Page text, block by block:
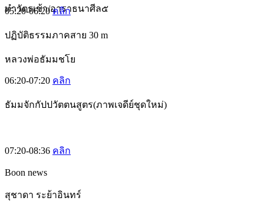
ทำวัตรเช้า/อาราธนาศีล๕
05:20-06:20คลิก
ปฏิบัติธรรมภาคสาย 30 m
หลวงพ่อธัมมชโย
06:20-07:20 คลิก
ธัมมจักกัปปวัตตนสูตร(ภาพเจดีย์ชุดใหม่)
07:20-08:36 คลิก
Boon news
สุชาดา ระย้าอินทร์